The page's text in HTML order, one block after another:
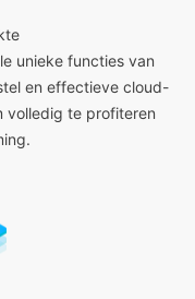
unieke functies van
en effectieve cloud-
volledig te profiteren